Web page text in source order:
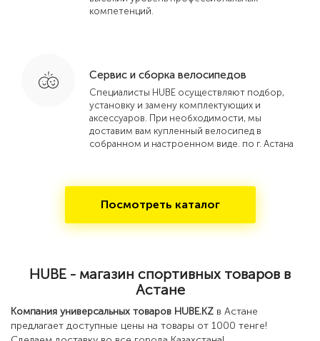
высокий уровень профессиональных
компетенций.
Сервис и сборка велосипедов
Специалисты HUBE осуществляют подбор,
установку и замену комплектующих и
аксессуаров. При необходимости, мы
доставим вам купленный велосипед в
собранном и настроенном виде. по г. Астана
Посмотреть каталог
HUBE - магазин спортивных товаров в
Астане
Компания универсальных товаров HUBE.KZ в Астане
предлагает доступные цены на товары от 1000 тенге!